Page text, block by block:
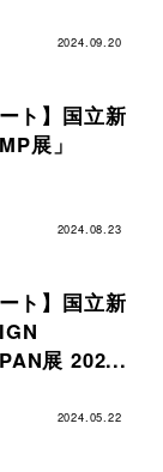
2024.09.20
ト】国立新
展」
2024.08.23
ト】国立新
展 202...
2024.05.22